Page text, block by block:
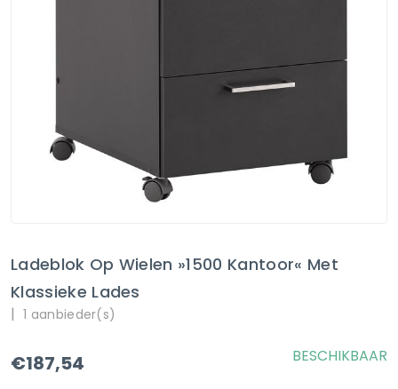
Ladeblok Op Wielen »1500 Kantoor« Met
Klassieke Lades
| 1 aanbieder(s)
€187,54 BESCHIKBAAR